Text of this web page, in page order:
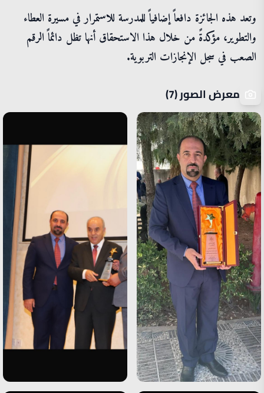
وتعد هذه الجائزة دافعاً إضافياً للمدرسة للاستمرار في مسيرة العطاء
والتطوير، مؤكدةً من خلال هذا الاستحقاق أنها تظل دائماً الرقم
الصعب في سجل الإنجازات التربوية.
معرض الصور (7)